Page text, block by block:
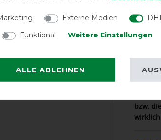
Top
sehr
Die
bzw.
Externe Medien
Funktional Weitere Einstellungen
ALLE ABLEHNEN